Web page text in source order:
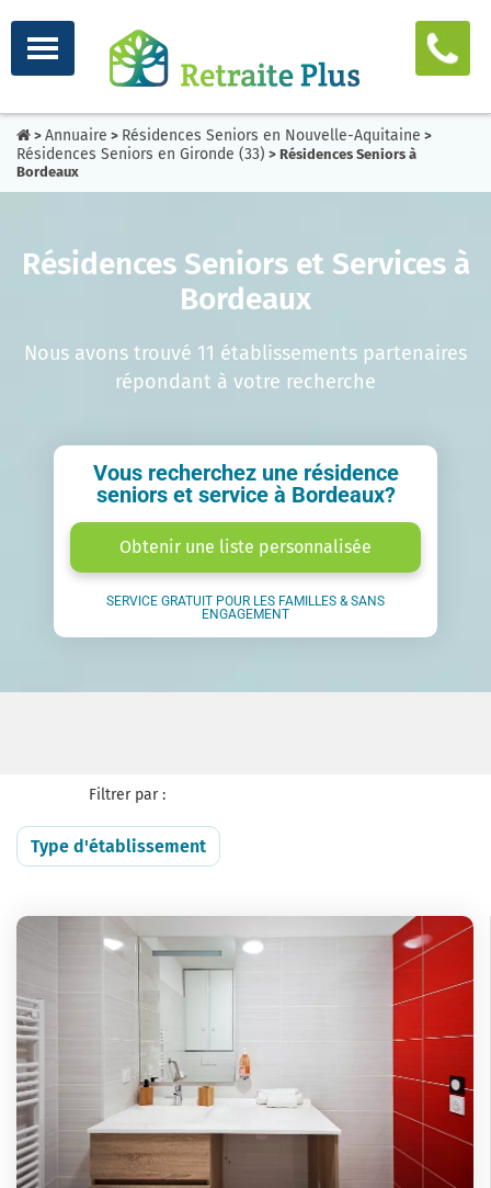
> Annuaire > Résidences Seniors en Nouvelle-Aquitaine >
Résidences Seniors en Gironde (33) > Résidences Seniors à
Bordeaux
Résidences Seniors et Services à
Bordeaux
Nous avons trouvé 11 établissements partenaires
répondant à votre recherche
Vous recherchez une résidence
seniors et service à Bordeaux?
Obtenir une liste personnalisée
SERVICE GRATUIT POUR LES FAMILLES & SANS
ENGAGEMENT
Filtrer par :
Type d'établissement